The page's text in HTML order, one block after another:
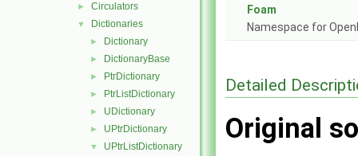
► Circulators
▼ Dictionaries
► Dictionary
► DictionaryBase
► PtrDictionary
► PtrListDictionary
► UDictionary
► UPtrDictionary
▼
UPtrListDictionary
Foam
Namespace for
Detailed
Original